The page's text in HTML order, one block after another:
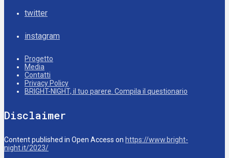
twitter
instagram
Progetto
Media
Contatti
Privacy Policy
BRIGHT-NIGHT, il tuo parere. Compila il questionario
Disclaimer
Content published in Open Access on https://www.bright-
night.it/2023/